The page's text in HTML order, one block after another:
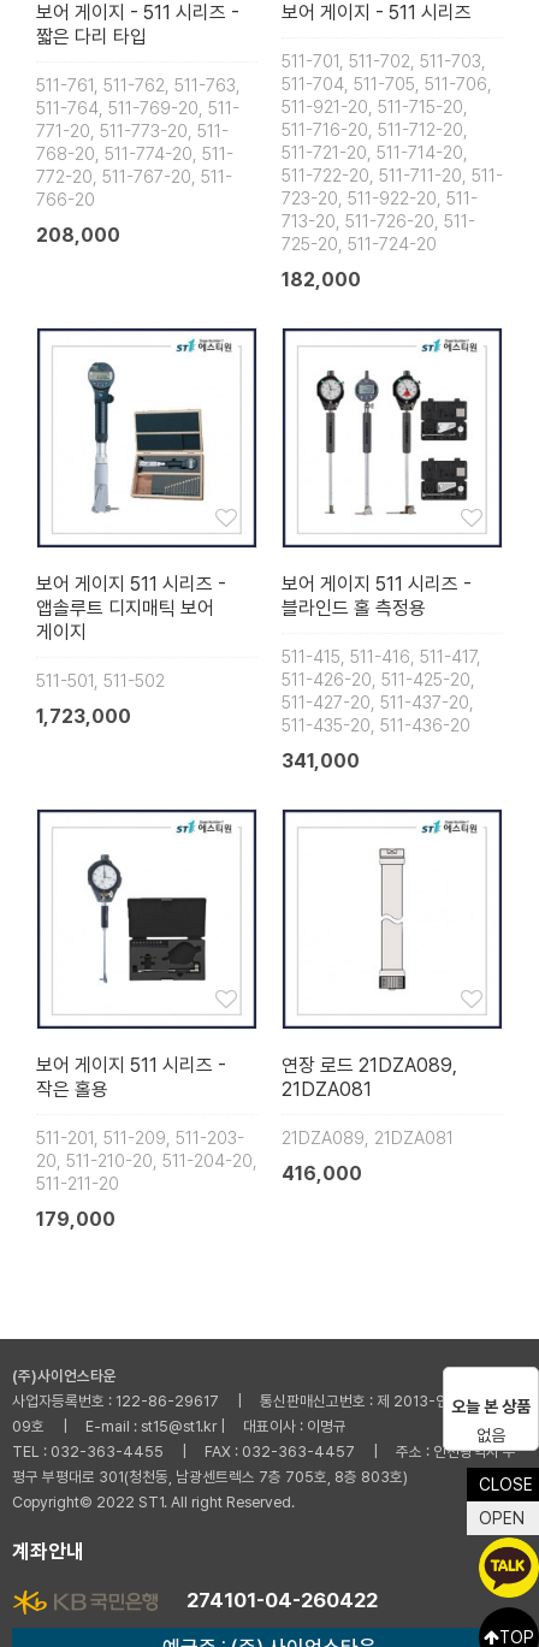
보어 게이지 - 511 시리즈 -
짧은 다리 타입
511-761, 511-762, 511-763,
511-764, 511-769-20, 511-
771-20, 511-773-20, 511-
768-20, 511-774-20, 511-
772-20, 511-767-20, 511-
766-20
208,000
보어 게이지 - 511 시리즈
511-701, 511-702, 511-703,
511-704, 511-705, 511-706,
511-921-20, 511-715-20,
511-716-20, 511-712-20,
511-721-20, 511-714-20,
511-722-20, 511-711-20, 511-
723-20, 511-922-20, 511-
713-20, 511-726-20, 511-
725-20, 511-724-20
182,000
보어 게이지 511 시리즈 -
앱솔루트 디지매틱 보어
게이지
511-501, 511-502
1,723,000
보어 게이지 511 시리즈 -
블라인드 홀 측정용
511-415, 511-416, 511-417,
511-426-20, 511-425-20,
511-427-20, 511-437-20,
511-435-20, 511-436-20
341,000
보어 게이지 511 시리즈 -
작은 홀용
511-201, 511-209, 511-203-
20, 511-210-20, 511-204-20,
511-211-20
179,000
연장 로드 21DZA089,
21DZA081
21DZA089, 21DZA081
416,000
(주)사이언스타운
사업자등록번호 : 122-86-29617 | 통신판매신고번호 : 제 2013-인천부평-001
09호 | E-mail : st15@st1.kr | 대표이사 : 이명규
TEL : 032-363-4455 | FAX : 032-363-4457 | 주소 : 인천광역시 부
평구 부평대로 301(청천동, 남광센트렉스 7층 705호, 8층 803호)
Copyright© 2022 ST1. All right Reserved.
계좌안내
274101-04-260422
CLOSE
OPEN
오늘 본 상품
없음
TOP